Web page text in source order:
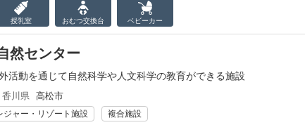
授乳室 おむつ交換台 ベビーカー
然センター
活動を通じて自然科学や人文科学の教育ができる施設
香川県 高松市
ジャー・リゾート施設 複合施設